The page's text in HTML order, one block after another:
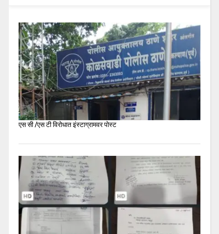
एस सी /एस टी विरोधात इंस्टाग्रामवर पोस्ट